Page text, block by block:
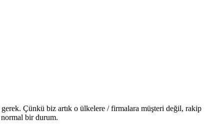
Çünkü biz artık o ülkelere / firmalara müşteri değil, rakip
normal bir durum.